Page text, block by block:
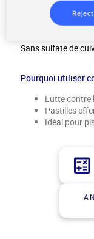
Conditionnement :
Sans sulfate de
Pourquoi utiliser
Lutte contre
Pastilles
Idéal pour